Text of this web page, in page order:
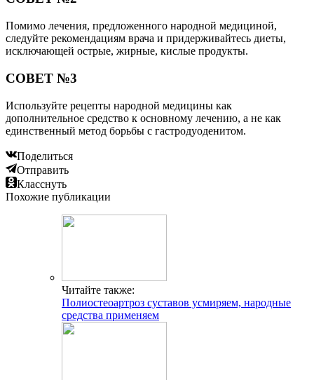
Помимо лечения, предложенного народной медициной,
следуйте рекомендациям врача и придерживайтесь диеты,
исключающей острые, жирные, кислые продукты.
СОВЕТ №3
Используйте рецепты народной медицины как
дополнительное средство к основному лечению, а не как
единственный метод борьбы с гастродуоденитом.
Поделиться
Отправить
Класснуть
Похожие публикации
Читайте также:
Полиостеоартроз суставов усмиряем, народные
средства применяем